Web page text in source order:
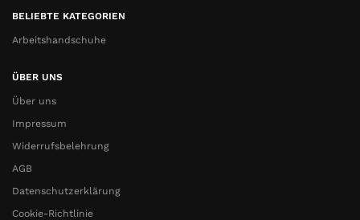
BELIEBTE KATEGORIEN
Arbeitshandschuhe
ÜBER UNS
Über uns
Impressum
Widerrufsbelehrung
AGB
Datenschutzerklärung
Cookie-Richtlinie